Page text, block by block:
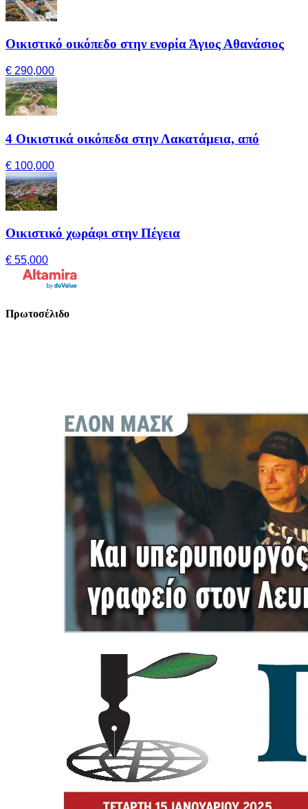
Οικιστικό οικόπεδο στην ενορία Άγιος Αθανάσιος
€ 290,000
4 Οικιστικά οικόπεδα στην Λακατάμεια, από
€ 100,000
Οικιστικό χωράφι στην Πέγεια
€ 55,000
Πρωτοσέλιδο